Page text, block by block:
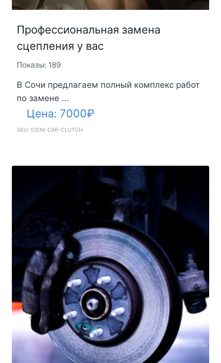
Профессиональная замена
сцепления у вас
Показы: 189
В Сочи предлагаем полный комплекс работ
по замене ...
Цена: 7000₽
SKU: ICENI-CAR-CLUTCH